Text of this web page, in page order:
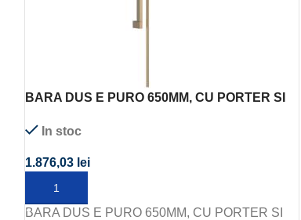
BARA DUS E PURO 650MM, CU PORTER SI
BRONZE
In stoc
1.876,03 lei
ADAUGĂ ÎN COȘ
BARA DUS E PURO 650MM, CU PORTER SI